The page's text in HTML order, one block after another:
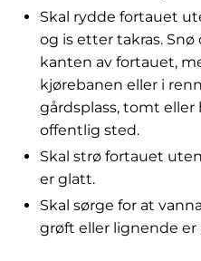
Skal rydde fortauet
og is etter takras.
kanten av fortauet,
kjørebanen eller i
gårdsplass, tomt eller
offentlig sted.
Skal strø fortauet
er glatt.
Skal sørge for at
grøft eller lignende er